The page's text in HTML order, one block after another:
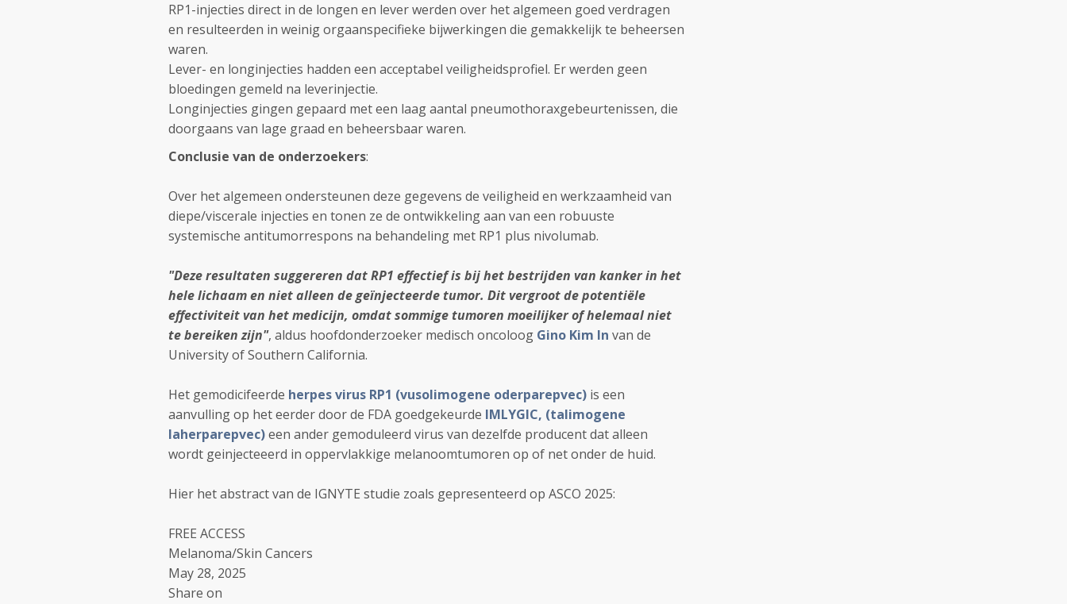
RP1-injecties direct in de longen en lever werden over het algemeen goed verdragen
en resulteerden in weinig orgaanspecifieke bijwerkingen die gemakkelijk te beheersen
waren.
Lever- en longinjecties hadden een acceptabel veiligheidsprofiel. Er werden geen
bloedingen gemeld na leverinjectie.
Longinjecties gingen gepaard met een laag aantal pneumothoraxgebeurtenissen, die
doorgaans van lage graad en beheersbaar waren.
Conclusie van de onderzoekers:
Over het algemeen ondersteunen deze gegevens de veiligheid en werkzaamheid van
diepe/viscerale injecties en tonen ze de ontwikkeling aan van een robuuste
systemische antitumorrespons na behandeling met RP1 plus nivolumab.
"Deze resultaten suggereren dat RP1 effectief is bij het bestrijden van kanker in het
hele lichaam en niet alleen de geïnjecteerde tumor. Dit vergroot de potentiële
effectiviteit van het medicijn, omdat sommige tumoren moeilijker of helemaal niet
te bereiken zijn", aldus hoofdonderzoeker medisch oncoloog Gino Kim In van de
University of Southern California.
Het gemodicifeerde herpes virus RP1 (vusolimogene oderparepvec) is een
aanvulling op het eerder door de FDA goedgekeurde IMLYGIC, (talimogene
laherparepvec)een ander gemoduleerd virus van dezelfde producent dat alleen
wordt geinjecteeerd in oppervlakkige melanoomtumoren op of net onder de huid.
Hier het abstract van de IGNYTE studie zoals gepresenteerd op ASCO 2025:
FREE ACCESS
Melanoma/Skin Cancers
May 28, 2025
Share on